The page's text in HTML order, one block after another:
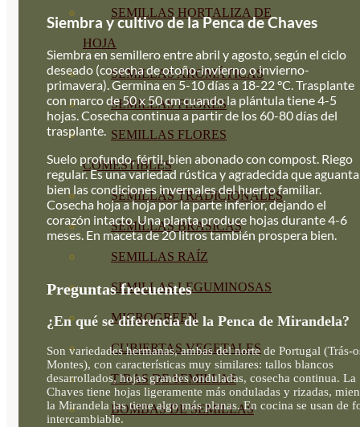
SEMILLAS HORTALIZA DE
HOJA
SEMILLAS AROMÁTICAS
SEMILLAS FLORES
SEMILLAS FLORES
COMESTIBLES
SEMILLAS TRADICIONALES
SEMILLAS BRASICAS
SEMILLAS RAÍZ
SEMILLAS LEGUMINOSAS
MICROGREEN
CUBIERTAS VEGETALES
TIRAS DE SEMILLAS
BOMBAS DE SEMILLAS
Siembra y cultivo de la Penca de Chaves
Siembra en semillero entre abril y agosto, según el ciclo
deseado (cosecha de otoño-invierno o invierno-
primavera). Germina en 5-10 días a 18-22 °C. Trasplante
con marco de 50 x 50 cm cuando la plántula tiene 4-5
hojas. Cosecha continua a partir de los 60-80 días del
trasplante.
Suelo profundo, fértil, bien abonado con compost. Riego
regular. Es una variedad rústica y agradecida que aguanta
bien las condiciones invernales del huerto familiar.
Cosecha hoja a hoja por la parte inferior, dejando el
corazón intacto. Una planta produce hojas durante 4-6
meses. En maceta de 20 litros también prospera bien.
Preguntas frecuentes
¿En qué se diferencia de la Penca de Mirandela?
Son variedades hermanas, ambas del norte de Portugal (Trás-
Montes), con características muy similares: tallos blancos
desarrollados, hojas grandes onduladas, cosecha continua. La
Chaves tiene hojas ligeramente más onduladas y rizadas,
la Mirandela las tiene algo más planas. En cocina se usan de
intercambiable.